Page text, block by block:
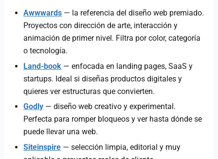
Awwwards — la referencia del diseño web premiado.
Proyectos con dirección de arte, interacción y
animación de primer nivel. Filtra por color, categoría
o tecnología.
Land-book — enfocada en landing pages, SaaS y
startups. Ideal si diseñas productos digitales y
quieres ver estructuras que convierten.
Godly — diseño web creativo y experimental.
Perfecta para romper bloqueos y ver hasta dónde se
puede llevar una web.
Siteinspire — selección limpia, editorial y muy